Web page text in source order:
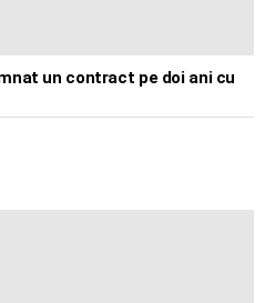
un contract pe doi ani cu